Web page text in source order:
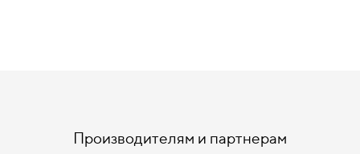
Производителям и партнерам